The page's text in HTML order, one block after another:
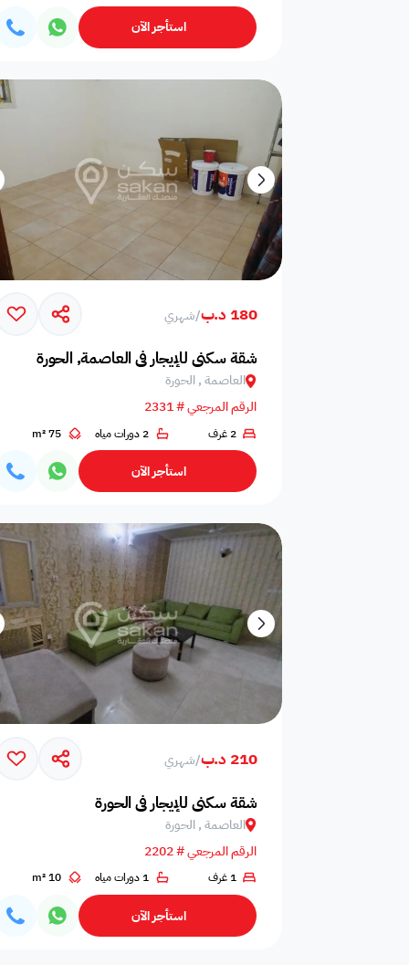
استأجر الآن
180 د.ب /شهري
شقة سكني للإيجار في العاصمة, الحورة
العاصمة , الحورة
الرقم المرجعي # 2331
2 غرف 2 دورات مياه 75 m²
استأجر الآن
210 د.ب /شهري
شقة سكني للإيجار في الحورة
العاصمة , الحورة
الرقم المرجعي # 2202
1 غرف 1 دورات مياه 10 m²
استأجر الآن